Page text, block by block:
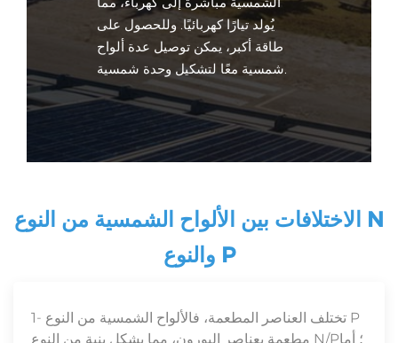
يُولد تيارًا كهربائيًا. وللحصول على
طاقة أكبر، يمكن توصيل عدة ألواح
شمسية معًا لتشكيل وحدة شمسية.
الاختلافات بين الألواح الشمسية من النوع N
والنوع P
1- تختلف العناصر المطعمة، فالألواح الشمسية من النوع P
مطعمة بعناصر البورون، مما يشكل بنية من النوع N/P؛ أما